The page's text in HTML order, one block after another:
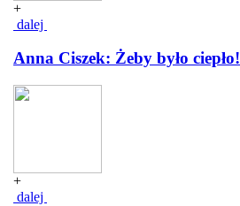
+
dalej
Anna Ciszek: Żeby było ciepło!
+
dalej